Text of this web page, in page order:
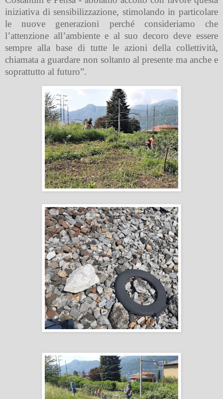
iniziativa di sensibilizzazione, stimolando in particolare
le nuove generazioni perché consideriamo che
l’attenzione all’ambiente e al suo decoro deve essere
sempre alla base di tutte le azioni della collettività,
chiamata a guardare non soltanto al presente ma anche e
soprattutto al futuro”.